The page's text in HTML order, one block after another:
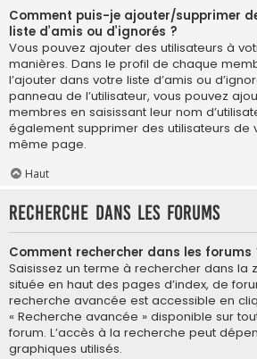
Comment puis-je ajouter/supprimer
liste d’amis ou d’ignorés ?
Vous pouvez ajouter des utilisateurs à
manières. Dans le profil de chaque
l’ajouter dans votre liste d’amis ou
panneau de l’utilisateur, vous pouvez
membres en saisissant leur nom
également supprimer des utilisateurs de
même page.
Haut
Recherche dans les forums
Comment rechercher dans les forums
Saisissez un terme à rechercher dans la
située en haut des pages d’index, de
recherche avancée est accessible en
« Recherche avancée » disponible sur
forum. L’accès à la recherche peut
graphiques utilisés.